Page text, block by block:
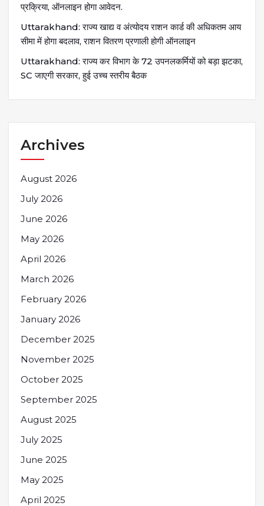
प्रक्रिया, ऑनलाइन होगा आवेदन.
Uttarakhand: राज्य खाद्य व अंत्योदय राशन कार्ड की अधिकतम आय
सीमा में होगा बदलाव, राशन वितरण प्रणाली होगी ऑनलाइन
Uttarakhand: राज्य कर विभाग के 72 उपनलकर्मियों को बड़ा झटका,
SC जाएगी सरकार, हुई उच्च स्तरीय बैठक
Archives
August 2026
July 2026
June 2026
May 2026
April 2026
March 2026
February 2026
January 2026
December 2025
November 2025
October 2025
September 2025
August 2025
July 2025
June 2025
May 2025
April 2025